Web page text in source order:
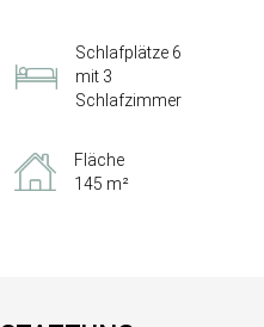
Schlafplätze 6
mit 3
Schlafzimmer
Fläche
145 m²